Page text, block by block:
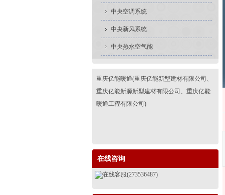
中央空调系统
中央新风系统
中央热水空气能
重庆亿能暖通(重庆亿能新型建材有限公司、
重庆亿能新源新型建材有限公司、重庆亿能
暖通工程有限公司)
在线咨询
在线客服(273536487)